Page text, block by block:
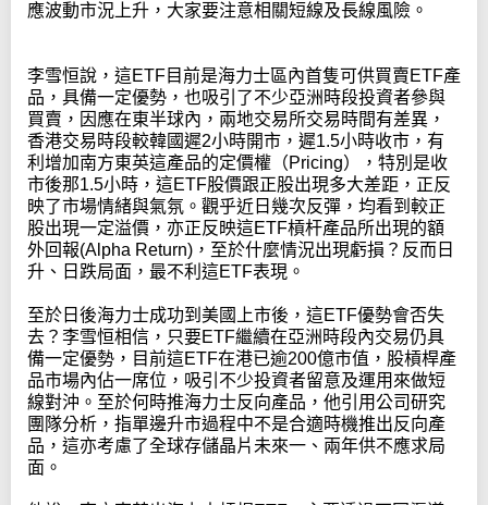
應波動市況上升，大家要注意相關短線及長線風險。
李雪恒說，這ETF目前是海力士區內首隻可供買賣ETF產
品，具備一定優勢，也吸引了不少亞洲時段投資者參與
買賣，因應在東半球內，兩地交易所交易時間有差異，
香港交易時段較韓國遲2小時開市，遲1.5小時收市，有
利增加南方東英這產品的定價權（Pricing），特別是收
市後那1.5小時，這ETF股價跟正股出現多大差距，正反
映了市場情緒與氣氛。觀乎近日幾次反彈，均看到較正
股出現一定溢價，亦正反映這ETF槓杆產品所出現的額
外回報(Alpha Return)，至於什麼情況出現虧損？反而日
升、日跌局面，最不利這ETF表現。
至於日後海力士成功到美國上市後，這ETF優勢會否失
去？李雪恒相信，只要ETF繼續在亞洲時段內交易仍具
備一定優勢，目前這ETF在港已逾200億市值，股槓桿產
品市場內佔一席位，吸引不少投資者留意及運用來做短
線對沖。至於何時推海力士反向產品，他引用公司研究
團隊分析，指單邊升市過程中不是合適時機推出反向產
品，這亦考慮了全球存儲晶片未來一、兩年供不應求局
面。